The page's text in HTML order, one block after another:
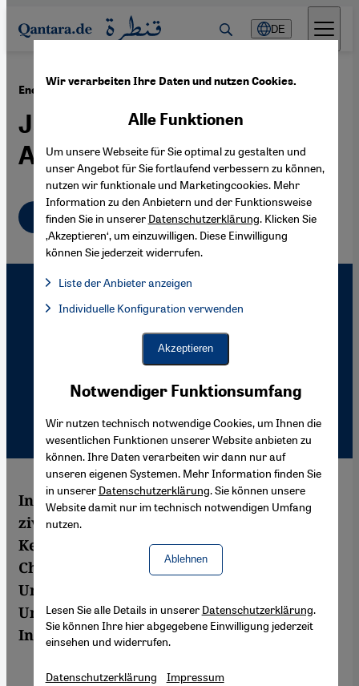
Direkt zum Inhalt springen
DE
Energieversorgung in Indonesien ·31.10.2007
Javas Muslime gegen
Atomkraft
Deutsch
In Indonesien kämpfen
zivilgesellschaftliche Organisationen gegen
Kernkraft . Während die Regierung
Chancen wittert, sorgen sich
Umweltaktivisten um Atommüll,
Unfallrisiken und die Befreiung der
Industrie von der Schadenshaftung.
Wir verarbeiten Ihre Daten und nutzen Cookies.
Notwendiger Funktionsumfang
Wir nutzen technisch notwendige Cookies, um Ihnen die
wesentlichen Funktionen unserer Website anbieten zu
können. Ihre Daten verarbeiten wir dann nur auf
unseren eigenen Systemen. Mehr Information finden Sie
in unserer Datenschutzerklärung. Sie können unsere
Website damit nur im technisch notwendigen Umfang
nutzen.
Ablehnen
Alle Funktionen
Um unsere Webseite für Sie optimal zu gestalten und
unser Angebot für Sie fortlaufend verbessern zu können,
nutzen wir funktionale und Marketingcookies. Mehr
Information zu den Anbietern und der Funktionsweise
finden Sie in unserer Datenschutzerklärung. Klicken Sie
‚Akzeptieren‘, um einzuwilligen. Diese Einwilligung
können Sie jederzeit widerrufen.
Liste der Anbieter anzeigen
Facebook Embed / Facebook Connect, Google Maps Embed,
Facebook Embed / Facebook Connect
Google Maps Embed
Individuelle Konfiguration verwenden
Akzeptieren
Lesen Sie alle Details in unserer Datenschutzerklärung.
Sie können Ihre hier abgegebene Einwilligung jederzeit
einsehen und widerrufen.
Datenschutzerklärung Impressum